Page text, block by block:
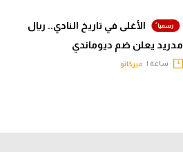
الأغلى في تاريخ النادي.. ريال
مدريد يعلن ضم ديوماندي
ساعة | ميركاتو